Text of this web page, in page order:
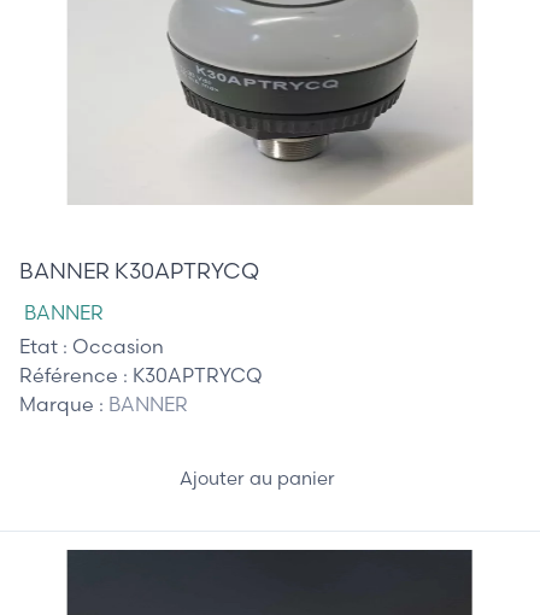
BANNER K30APTRYCQ
BANNER
Etat : Occasion
Référence : K30APTRYCQ
Marque : BANNER
Ajouter au panier